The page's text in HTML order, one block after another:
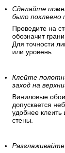
Сделайте
было поклеено
Проведите на
обозначит
Для точности
или уровень.
Клейте
заход на
Виниловые
допускается
удобнее клеить
стены.
Разглаживайте